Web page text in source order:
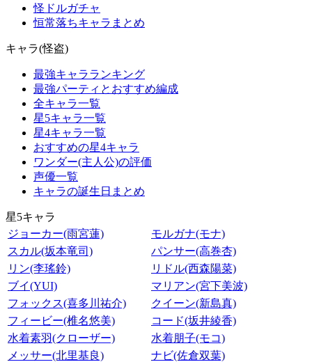
怪ドルガチャ
恒常落ちキャラまとめ
キャラ(怪盗)
最強キャラランキング
最強パーティとおすすめ編成
全キャラ一覧
星5キャラ一覧
星4キャラ一覧
おすすめの星4キャラ
ワンダー(主人公)の評価
声優一覧
キャラの誕生日まとめ
星5キャラ
ジョーカー(雨宮蓮)
モルガナ(モナ)
スカル(坂本竜司)
パンサー(高巻杏)
リン(李瑤鈴)
リドル(西森陽菜)
ブイ(YUI)
マリアン(宮下美波)
フォックス(喜多川祐介)
クイーン(新島真)
フィービー(椎名悠美)
コード(坂井綾香)
水着素羽(クローザー)
水着朋子(モコ)
メッサー(北里基良)
ナビ(佐倉双葉)